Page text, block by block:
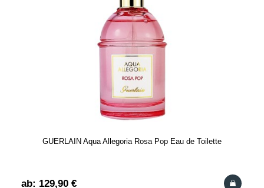
GUERLAIN Aqua Allegoria Rosa Pop Eau de Toilette
ab: 129,90 €